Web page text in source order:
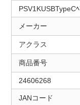
PSV1KUSBTypeC
メーカー
アクラス
商品番号
24606268
JANコード